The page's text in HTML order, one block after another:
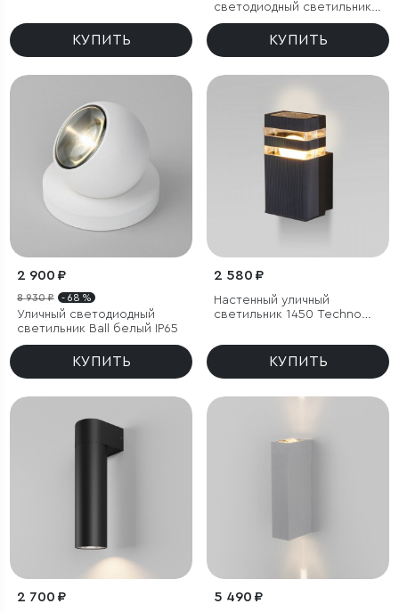
КУПИТЬ
светодиодный светильник
Concept S белый IP54
КУПИТЬ
2 900 ₽
8 930 ₽ - 68 %
Уличный светодиодный
светильник Ball белый IP65
КУПИТЬ
2 580 ₽
Настенный уличный
светильник 1450 Techno
КУПИТЬ
2 700 ₽ 5 490 ₽